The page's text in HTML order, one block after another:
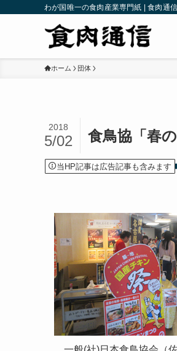
わが国唯一の食肉産業専門紙 | 食肉通
ホーム 団体
食鳥協「春
2018
5/02
当HP記事は広告記事も含みます